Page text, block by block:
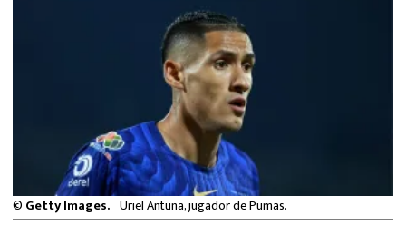
NFL
© Getty Images. Uriel Antuna, jugador de Pumas.